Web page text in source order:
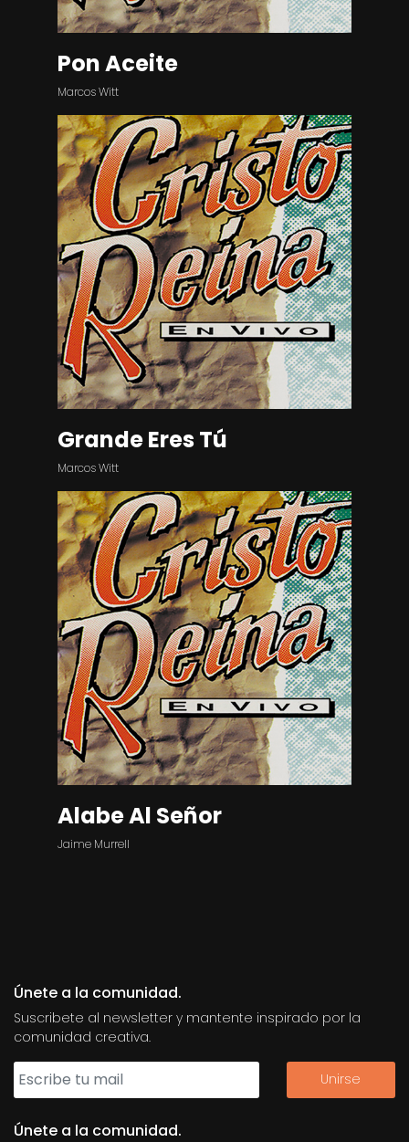
Pon Aceite
Marcos Witt
Grande Eres Tú
Marcos Witt
Alabe Al Señor
Jaime Murrell
Únete a la comunidad.
Suscribete al newsletter y mantente inspirado por la
comunidad creativa.
Únete a la comunidad.